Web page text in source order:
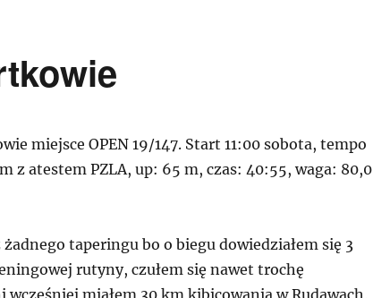
miejsce OPEN 19/147. Start 11:00 sobota, tempo
z atestem PZLA, up: 65 m, czas: 40:55, waga: 80,0
taperingu bo o biegu dowiedziałem się 3
rutyny, czułem się nawet trochę
wcześniej miałem 30 km kibicowania w Rudawach,